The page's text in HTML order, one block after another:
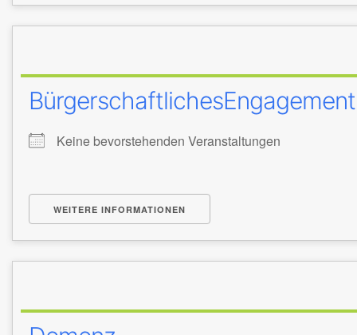
BürgerschaftlichesEngagement
Keine bevorstehenden Veranstaltungen
WEITERE INFORMATIONEN